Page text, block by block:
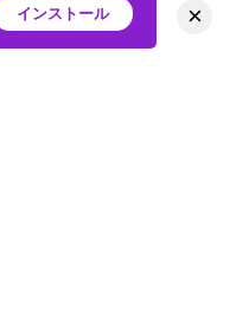
インストール ×